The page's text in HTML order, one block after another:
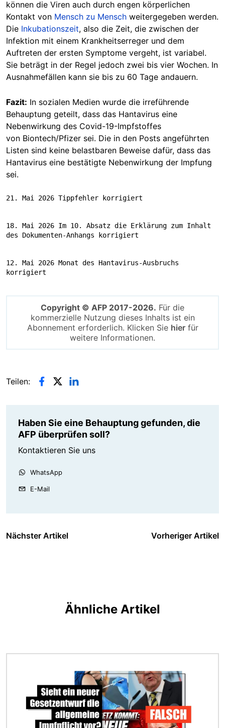
können die Viren auch durch engen körperlichen
Kontakt von Mensch zu Mensch weitergegeben werden.
Die Inkubationszeit, also die Zeit, die zwischen der
Infektion mit einem Krankheitserreger und dem
Auftreten der ersten Symptome vergeht, ist variabel.
Sie beträgt in der Regel jedoch zwei bis vier Wochen. In
Ausnahmefällen kann sie bis zu 60 Tage andauern.
Fazit: In sozialen Medien wurde die irreführende
Behauptung geteilt, dass das Hantavirus eine
Nebenwirkung des Covid-19-Impfstoffes
von Biontech/Pfizer sei. Die in den Posts angeführten
Listen sind keine belastbaren Beweise dafür, dass das
Hantavirus eine bestätigte Nebenwirkung der Impfung
sei.
21. Mai 2026 Tippfehler korrigiert
18. Mai 2026 Im 10. Absatz die Erklärung zum Inhalt
des Dokumenten-Anhangs korrigiert
12. Mai 2026 Monat des Hantavirus-Ausbruchs
korrigiert
Copyright © AFP 2017-2026. Für die
kommerzielle Nutzung dieses Inhalts ist ein
Abonnement erforderlich. Klicken Sie hierfür
weitere Informationen.
Teilen:
Haben Sie eine Behauptung gefunden, die
AFP überprüfen soll?
Kontaktieren Sie uns
WhatsApp
E-Mail
Nächster Artikel Vorheriger Artikel
Ähnliche Artikel